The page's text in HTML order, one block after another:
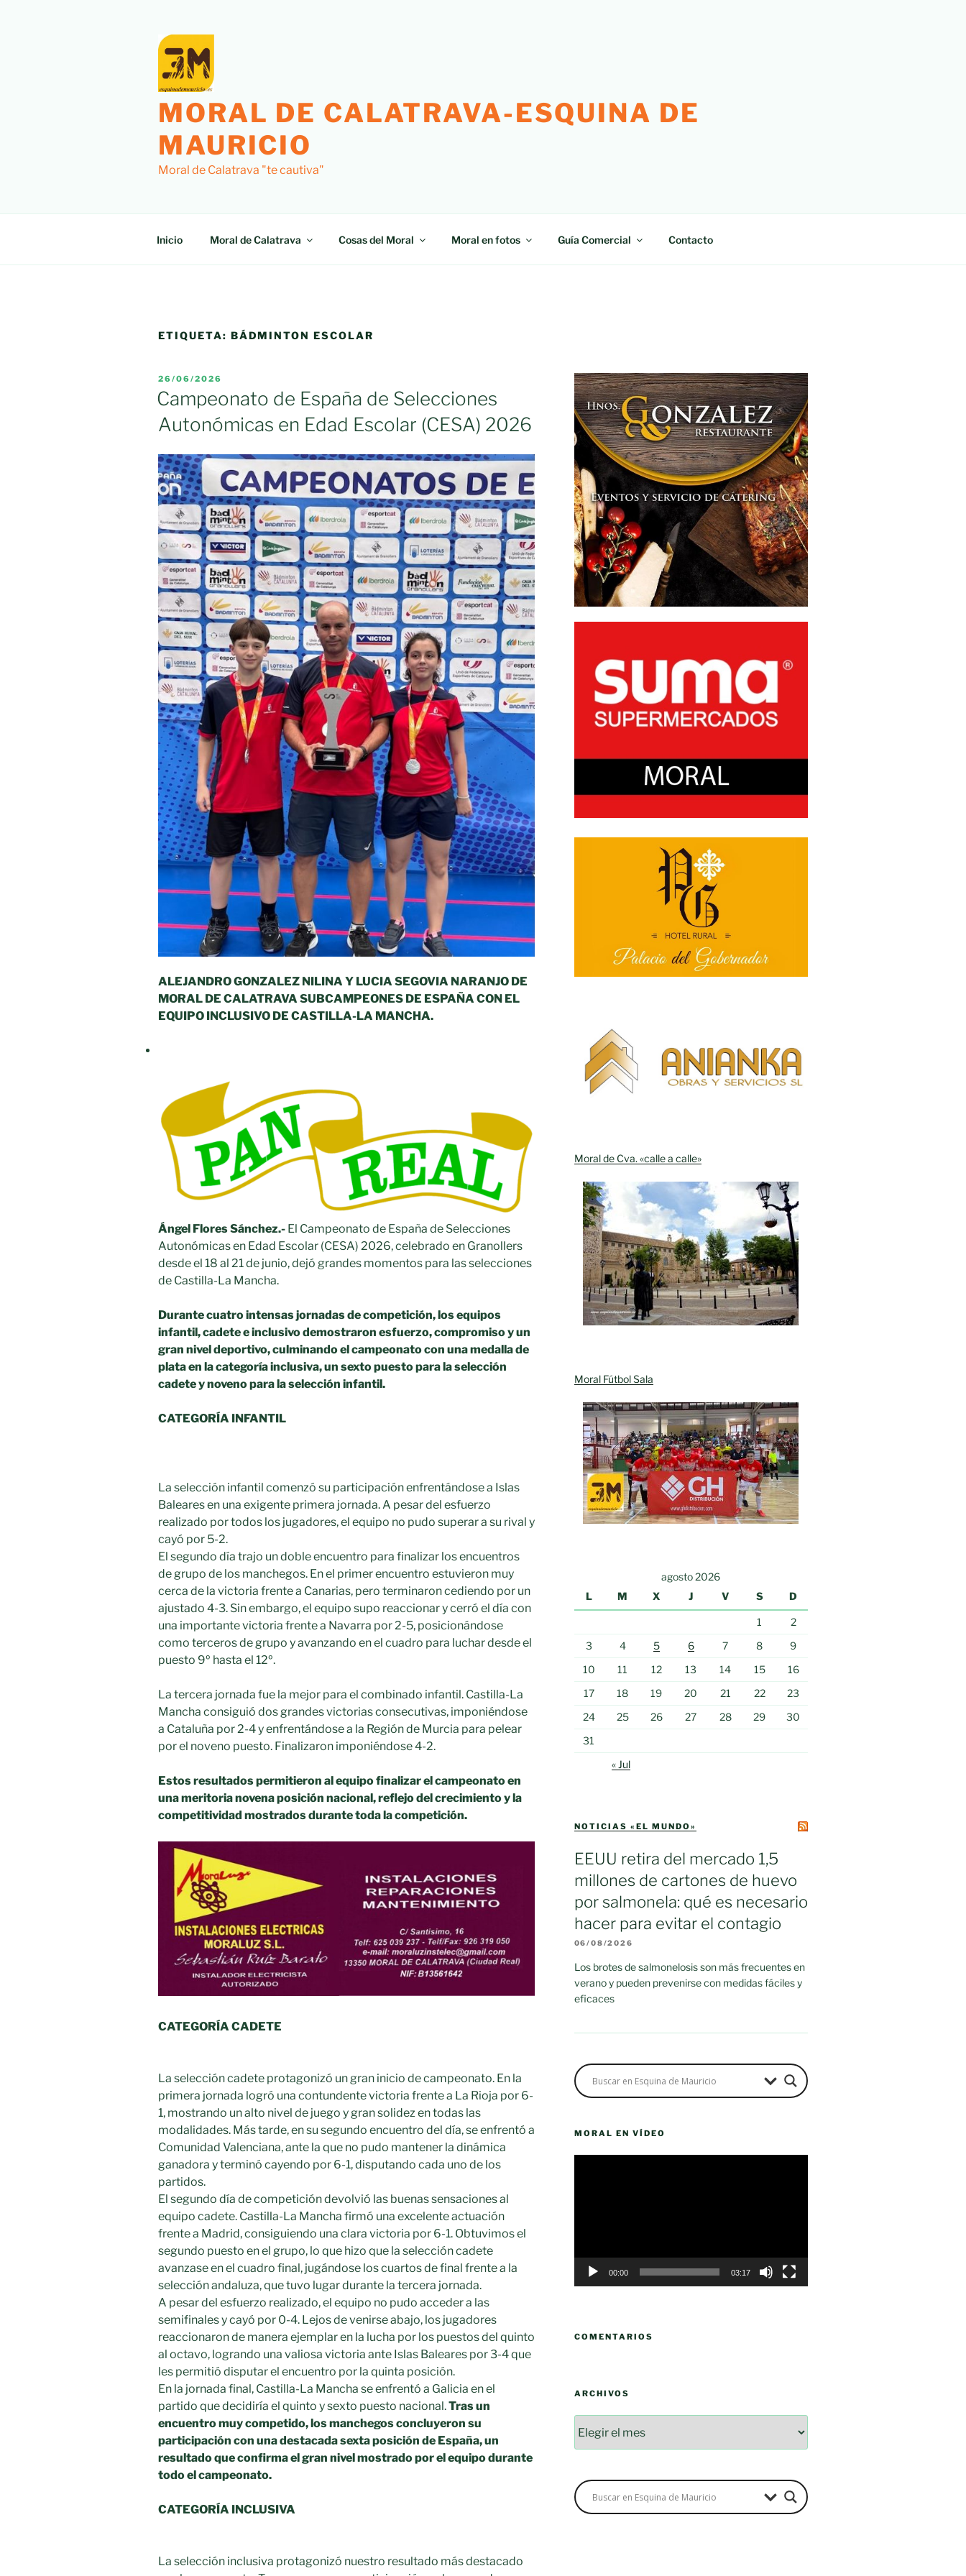
MORAL DE CALATRAVA-ESQUINA DE
MAURICIO
Moral de Calatrava "te cautiva"
Inicio Moral de Calatrava Cosas del Moral Moral en fotos Guía Comercial Contacto
ETIQUETA: BÁDMINTON ESCOLAR
PUBLICADO
EL
26/06/2026
Campeonato de España de Selecciones
Autonómicas en Edad Escolar (CESA) 2026
ALEJANDRO GONZALEZ NILINA Y LUCIA SEGOVIA NARANJO DE
MORAL DE CALATRAVA SUBCAMPEONES DE ESPAÑA CON EL
EQUIPO INCLUSIVO DE CASTILLA-LA MANCHA.
Ángel Flores Sánchez.- El Campeonato de España de Selecciones
Autonómicas en Edad Escolar (CESA) 2026, celebrado en Granollers
desde el 18 al 21 de junio, dejó grandes momentos para las selecciones
de Castilla-La Mancha.
Durante cuatro intensas jornadas de competición, los equipos
infantil, cadete e inclusivo demostraron esfuerzo, compromiso y un
gran nivel deportivo, culminando el campeonato con una medalla de
plata en la categoría inclusiva, un sexto puesto para la selección
cadete y noveno para la selección infantil.
CATEGORÍA INFANTIL
La selección infantil comenzó su participación enfrentándose a Islas
Baleares en una exigente primera jornada. A pesar del esfuerzo
realizado por todos los jugadores, el equipo no pudo superar a su rival y
cayó por 5-2.
El segundo día trajo un doble encuentro para finalizar los encuentros
de grupo de los manchegos. En el primer encuentro estuvieron muy
cerca de la victoria frente a Canarias, pero terminaron cediendo por un
ajustado 4-3. Sin embargo, el equipo supo reaccionar y cerró el día con
una importante victoria frente a Navarra por 2-5, posicionándose
como terceros de grupo y avanzando en el cuadro para luchar desde el
puesto 9º hasta el 12º.
La tercera jornada fue la mejor para el combinado infantil. Castilla-La
Mancha consiguió dos grandes victorias consecutivas, imponiéndose
a Cataluña por 2-4 y enfrentándose a la Región de Murcia para pelear
por el noveno puesto. Finalizaron imponiéndose 4-2.
Estos resultados permitieron al equipo finalizar el campeonato en
una meritoria novena posición nacional, reflejo del crecimiento y la
competitividad mostrados durante toda la competición.
CATEGORÍA CADETE
La selección cadete protagonizó un gran inicio de campeonato. En la
primera jornada logró una contundente victoria frente a La Rioja por 6-
1, mostrando un alto nivel de juego y gran solidez en todas las
modalidades. Más tarde, en su segundo encuentro del día, se enfrentó a
Comunidad Valenciana, ante la que no pudo mantener la dinámica
ganadora y terminó cayendo por 6-1, disputando cada uno de los
partidos.
El segundo día de competición devolvió las buenas sensaciones al
equipo cadete. Castilla-La Mancha firmó una excelente actuación
frente a Madrid, consiguiendo una clara victoria por 6-1. Obtuvimos el
segundo puesto en el grupo, lo que hizo que la selección cadete
avanzase en el cuadro final, jugándose los cuartos de final frente a la
selección andaluza, que tuvo lugar durante la tercera jornada.
A pesar del esfuerzo realizado, el equipo no pudo acceder a las
semifinales y cayó por 0-4. Lejos de venirse abajo, los jugadores
reaccionaron de manera ejemplar en la lucha por los puestos del quinto
al octavo, logrando una valiosa victoria ante Islas Baleares por 3-4 que
les permitió disputar el encuentro por la quinta posición.
En la jornada final, Castilla-La Mancha se enfrentó a Galicia en el
partido que decidiría el quinto y sexto puesto nacional.Tras un
encuentro muy competido, los manchegos concluyeron su
participación con una destacada sexta posición de España, un
resultado que confirma el gran nivel mostrado por el equipo durante
todo el campeonato.
CATEGORÍA INCLUSIVA
La selección inclusiva protagonizó nuestro resultado más destacado
Moral de Cva. «calle a calle»
Moral Fútbol Sala
agosto 2026
L
M X J V S D
1
2
3
4 5 6 7 8
9
10
11 12 13 14 15
16
17
18 19 20 21 22
23
24
25 26 27 28 29
30
31
« Jul
NOTICIAS «EL MUNDO»
EEUU retira del mercado 1,5
millones de cartones de huevo
por salmonela: qué es necesario
hacer para evitar el contagio
06/08/2026
Los brotes de salmonelosis son más frecuentes en
verano y pueden prevenirse con medidas fáciles y
eficaces
MORAL EN VÍDEO
00:00 03:17
COMENTARIOS
ARCHIVOS